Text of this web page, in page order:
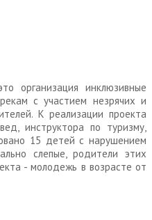
организация инклюзивные
с участием незрячих и
К реализации проекта
инструктора по туризму,
15 детей с нарушением
слепые, родители этих
- молодежь в возрасте от